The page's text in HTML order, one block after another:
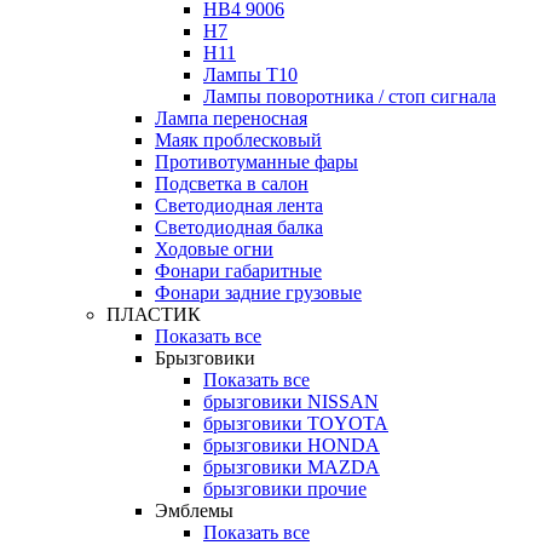
HB4 9006
H7
H11
Лампы Т10
Лампы поворотника / стоп сигнала
Лампа переносная
Маяк проблесковый
Противотуманные фары
Подсветка в салон
Светодиодная лента
Светодиодная балка
Ходовые огни
Фонари габаритные
Фонари задние грузовые
ПЛАСТИК
Показать все
Брызговики
Показать все
брызговики NISSAN
брызговики TOYOTA
брызговики HONDA
брызговики MAZDA
брызговики прочие
Эмблемы
Показать все